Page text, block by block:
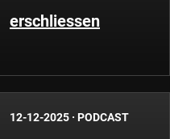
erschliessen
12-12-2025 · PODCAST